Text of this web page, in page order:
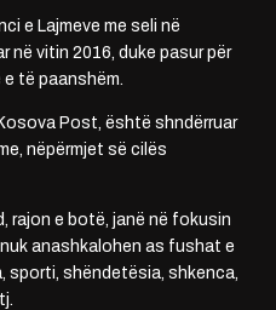
e Lajmeve me seli në
në vitin 2016, duke pasur për
të paanshëm.
Post, është shndërruar
nëpërmjet së cilës
rajon e botë, janë në fokusin
anashkalohen as fushat e
sporti, shëndetësia, shkenca,